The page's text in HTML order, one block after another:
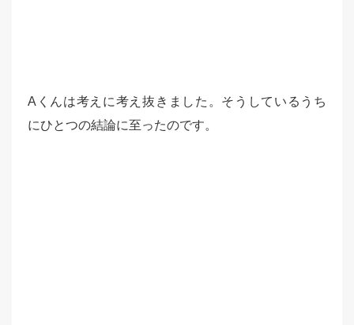
Aくんは考えに考え抜きました。そうしているうち
にひとつの結論に至ったのです。